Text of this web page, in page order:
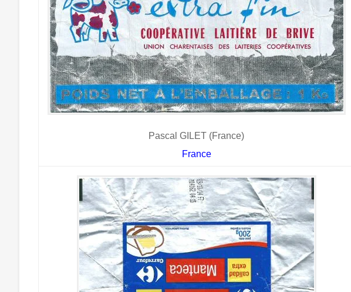
Pascal GILET (France)
France